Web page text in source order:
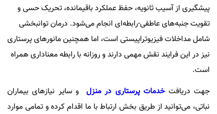
پیشگیری از آسیب ثانویه، حفظ عملکرد باقیمانده، تحریک حسی و
تقویت جنبه‌های عاطفی-رابطه‌ای انجام می‌شود. درمان توانبخشی
شامل مداخلات فیزیوتراپیستی است، اما همچنین مانورهای پرستاری
نیز در این فرایند نقش مهمی دارند و روزانه با رابطه معناداری همراه
است.
جهت دریافت خدمات پرستاری در منزل و سایر نیازهای بیماران
نباتی، می‌توانید از طریق بخش ارتباط با ما اقدام کرده و تمامی موارد